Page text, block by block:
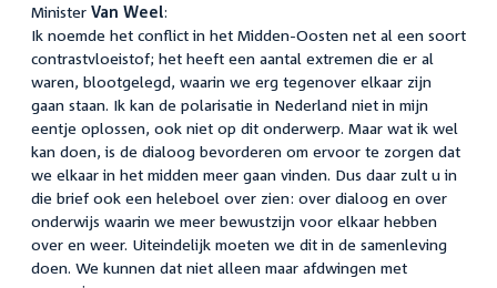
Minister Van Weel:
Ik noemde het conflict in het Midden-Oosten net al een soort
contrastvloeistof; het heeft een aantal extremen die er al
waren, blootgelegd, waarin we erg tegenover elkaar zijn
gaan staan. Ik kan de polarisatie in Nederland niet in mijn
eentje oplossen, ook niet op dit onderwerp. Maar wat ik wel
kan doen, is de dialoog bevorderen om ervoor te zorgen dat
we elkaar in het midden meer gaan vinden. Dus daar zult u in
die brief ook een heleboel over zien: over dialoog en over
onderwijs waarin we meer bewustzijn voor elkaar hebben
over en weer. Uiteindelijk moeten we dit in de samenleving
doen. We kunnen dat niet alleen maar afdwingen met